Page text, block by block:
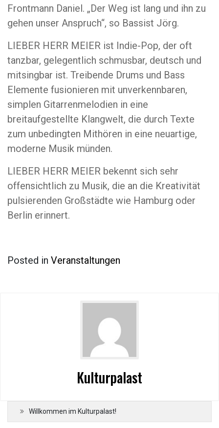
Frontmann Daniel. „Der Weg ist lang und ihn zu
gehen unser Anspruch“, so Bassist Jörg.
LIEBER HERR MEIER ist Indie-Pop, der oft
tanzbar, gelegentlich schmusbar, deutsch und
mitsingbar ist. Treibende Drums und Bass
Elemente fusionieren mit unverkennbaren,
simplen Gitarrenmelodien in eine
breitaufgestellte Klangwelt, die durch Texte
zum unbedingten Mithören in eine neuartige,
moderne Musik münden.
LIEBER HERR MEIER bekennt sich sehr
offensichtlich zu Musik, die an die Kreativität
pulsierenden Großstädte wie Hamburg oder
Berlin erinnert.
Posted in Veranstaltungen
Kulturpalast
Willkommen im Kulturpalast!